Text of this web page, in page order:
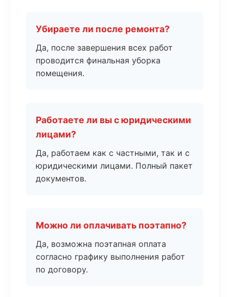
Убираете ли после ремонта?
Да, после завершения всех работ
проводится финальная уборка
помещения.
Работаете ли вы с юридическими
лицами?
Да, работаем как с частными, так и с
юридическими лицами. Полный пакет
документов.
Можно ли оплачивать поэтапно?
Да, возможна поэтапная оплата
согласно графику выполнения работ
по договору.